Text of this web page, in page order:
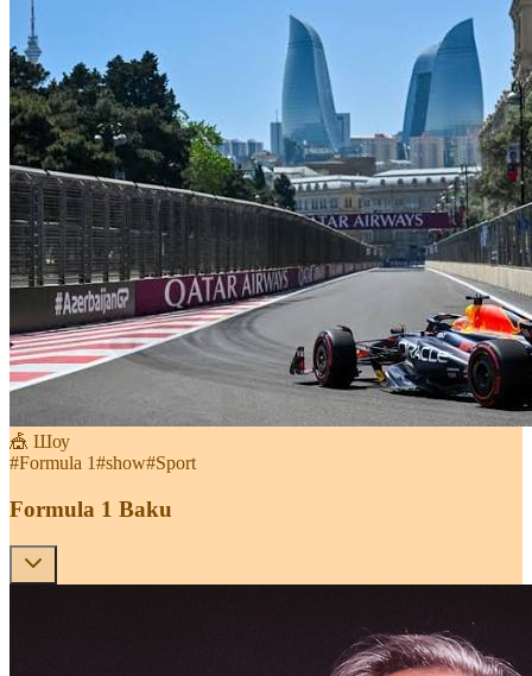
🎪 Шоу
#Formula 1#show#Sport
Formula 1 Baku